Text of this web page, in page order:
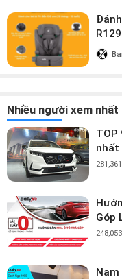
triệu?
Nhiều người xem nhất
TOP
nhất
281,361
Góp
248,053
Nam